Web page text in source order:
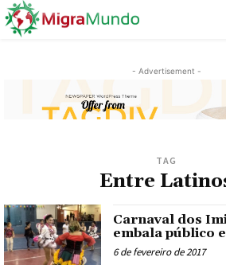
- Advertisement -
TAG
Entre
Carnaval dos
embala público
6 de fevereiro de 2017